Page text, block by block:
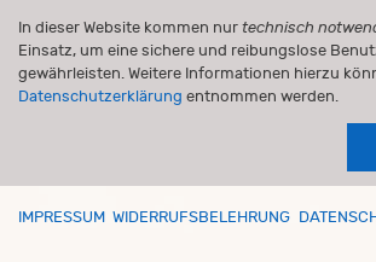
In dieser Website kommen nur technisch
Einsatz, um eine sichere und reibungslose
gewährleisten. Weitere Informationen hierzu
Datenschutzerklärung entnommen werden.
IMPRESSUM WIDERRUFSBELEHRUNG